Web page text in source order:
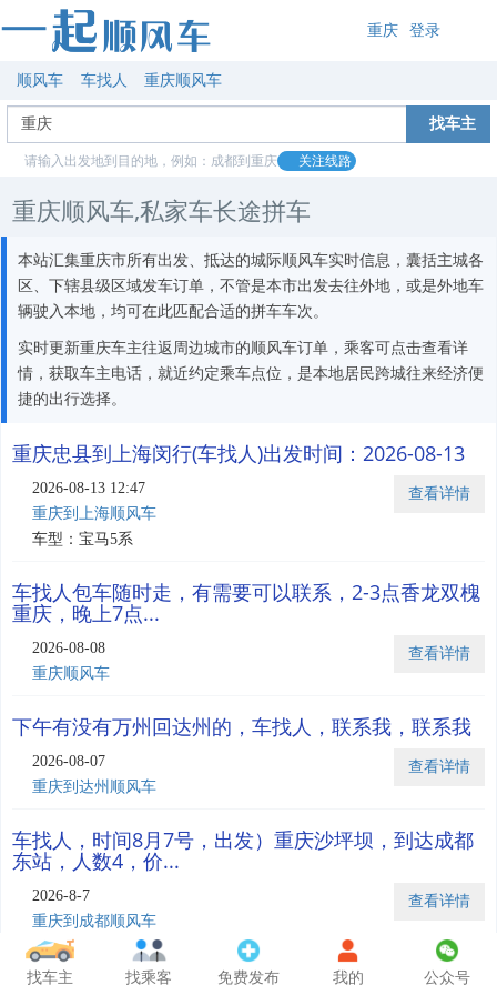
重庆 登录
顺风车 车找人 重庆顺风车
找车主
请输入出发地到目的地，例如：成都到重庆 关注线路
重庆顺风车,私家车长途拼车
本站汇集重庆市所有出发、抵达的城际顺风车实时信息，囊括主城各
区、下辖县级区域发车订单，不管是本市出发去往外地，或是外地车
辆驶入本地，均可在此匹配合适的拼车车次。
实时更新重庆车主往返周边城市的顺风车订单，乘客可点击查看详
情，获取车主电话，就近约定乘车点位，是本地居民跨城往来经济便
捷的出行选择。
重庆忠县到上海闵行(车找人)出发时间：2026-08-13
查看详情
2026-08-13 12:47
重庆到上海顺风车
车型：宝马5系
车找人包车随时走，有需要可以联系，2-3点香龙双槐
重庆，晚上7点...
查看详情
2026-08-08
重庆顺风车
下午有没有万州回达州的，车找人，联系我，联系我
查看详情
2026-08-07
重庆到达州顺风车
车找人，时间8月7号，出发）重庆沙坪坝，到达成都
东站，人数4，价...
查看详情
2026-8-7
重庆到成都顺风车
车找人，8号早上6点左右，九龙新城，回兰考县，人
找车主 找乘客 免费发布 我的 公众号